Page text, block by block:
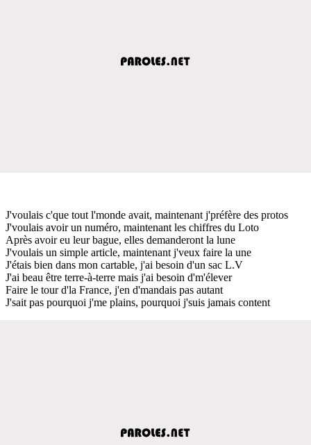
J'voulais c'que tout l'monde avait, maintenant j'préfère des protos
J'voulais avoir un numéro, maintenant les chiffres du Loto
Après avoir eu leur bague, elles demanderont la lune
J'voulais un simple article, maintenant j'veux faire la une
J'étais bien dans mon cartable, j'ai besoin d'un sac L.V
J'ai beau être terre-à-terre mais j'ai besoin d'm'élever
Faire le tour d'la France, j'en d'mandais pas autant
J'sait pas pourquoi j'me plains, pourquoi j'suis jamais content